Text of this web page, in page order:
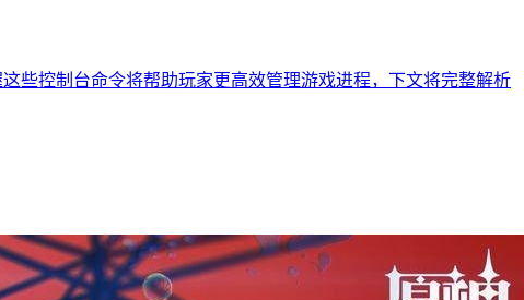
些控制台命令将帮助玩家更高效管理游戏进程，下文将完整解析